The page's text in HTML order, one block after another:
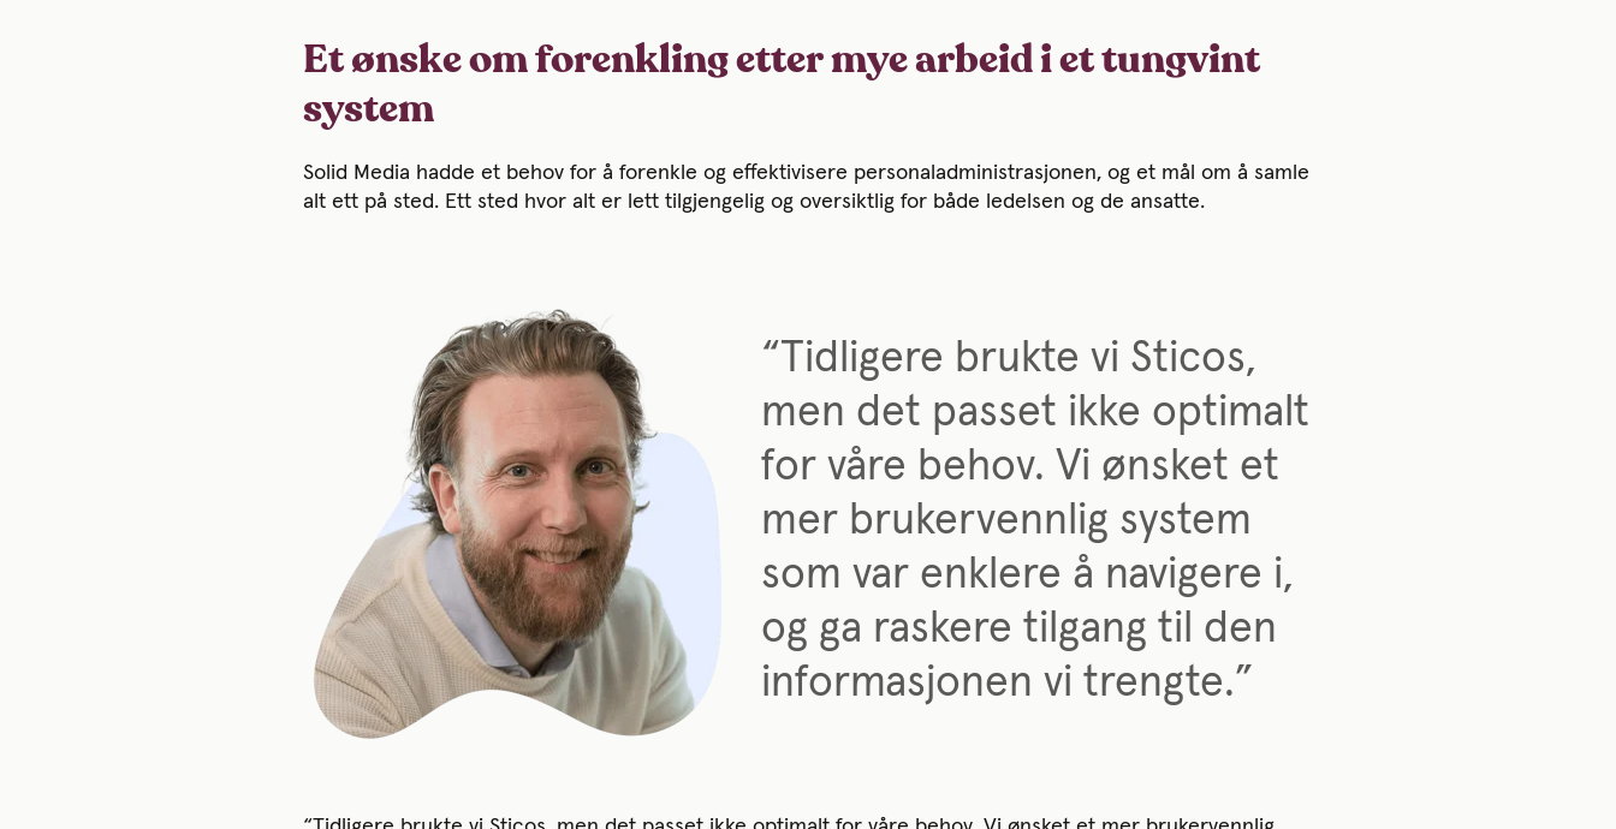
Et ønske om forenkling etter mye arbeid i et tungvint
system
Solid Media hadde et behov for å forenkle og effektivisere personaladministrasjonen, og et mål om å samle
alt ett på sted. Ett sted hvor alt er lett tilgjengelig og oversiktlig for både ledelsen og de ansatte.
“Tidligere brukte vi Sticos,
men det passet ikke optimalt
for våre behov. Vi ønsket et
mer brukervennlig system
som var enklere å navigere i,
og ga raskere tilgang til den
informasjonen vi trengte.”